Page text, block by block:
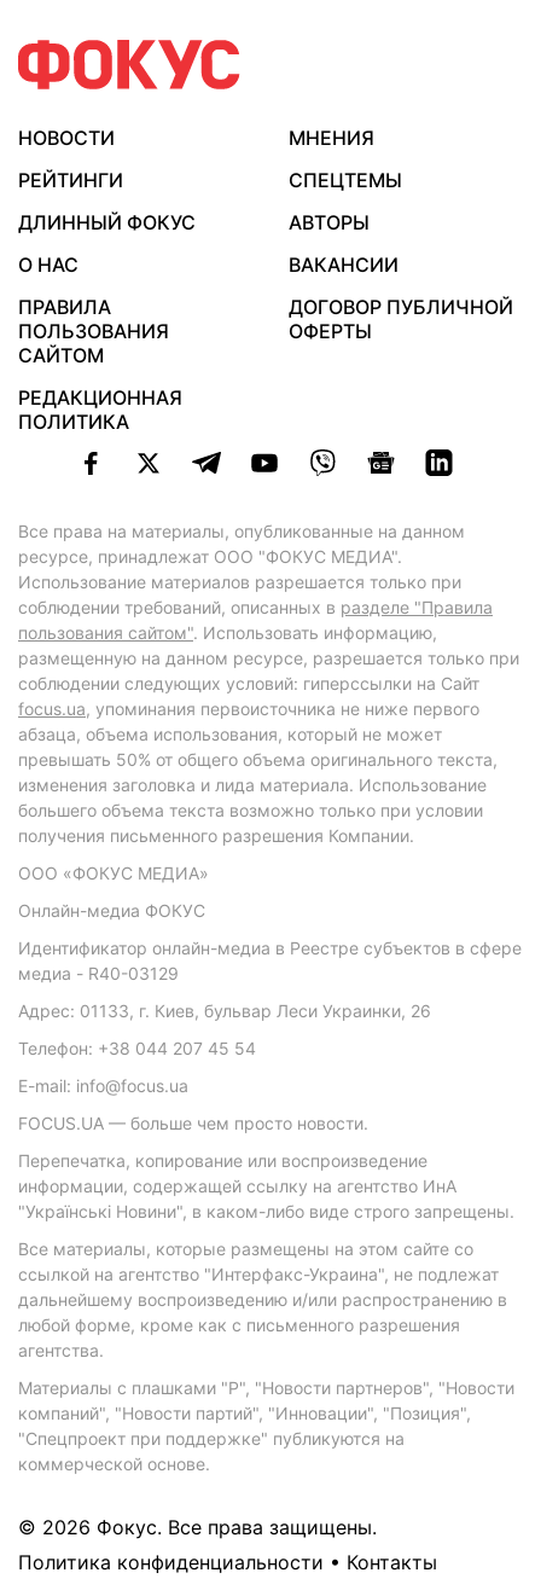
НОВОСТИ
МНЕНИЯ
РЕЙТИНГИ
СПЕЦТЕМЫ
ДЛИННЫЙ ФОКУС
АВТОРЫ
О НАС
ВАКАНСИИ
ПРАВИЛА
ПОЛЬЗОВАНИЯ
САЙТОМ
ДОГОВОР ПУБЛИЧНОЙ
ОФЕРТЫ
РЕДАКЦИОННАЯ
ПОЛИТИКА
Все права на материалы, опубликованные на данном
ресурсе, принадлежат ООО "ФОКУС МЕДИА".
Использование материалов разрешается только при
соблюдении требований, описанных в разделе "Правила
пользования сайтом". Использовать информацию,
размещенную на данном ресурсе, разрешается только при
соблюдении следующих условий: гиперссылки на Сайт
focus.ua, упоминания первоисточника не ниже первого
абзаца, объема использования, который не может
превышать 50% от общего объема оригинального текста,
изменения заголовка и лида материала. Использование
большего объема текста возможно только при условии
получения письменного разрешения Компании.
ООО «ФОКУС МЕДИА»
Онлайн-медиа ФОКУС
Идентификатор онлайн-медиа в Реестре субъектов в сфере
медиа - R40-03129
Адрес: 01133, г. Киев, бульвар Леси Украинки, 26
Телефон: +38 044 207 45 54
E-mail: info@focus.ua
FOCUS.UA — больше чем просто новости.
Перепечатка, копирование или воспроизведение
информации, содержащей ссылку на агентство ИнА
"Українські Новини", в каком-либо виде строго запрещены.
Все материалы, которые размещены на этом сайте со
ссылкой на агентство "Интерфакс-Украина", не подлежат
дальнейшему воспроизведению и/или распространению в
любой форме, кроме как с письменного разрешения
агентства.
Материалы с плашками "Р", "Новости партнеров", "Новости
компаний", "Новости партий", "Инновации", "Позиция",
"Спецпроект при поддержке" публикуются на
коммерческой основе.
© 2026 Фокус. Все права защищены.
Политика конфиденциальности • Контакты